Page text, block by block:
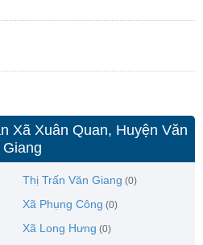
Xã Xuân Quan, Huyện Văn
Giang
Thị Trấn Văn Giang (0)
Xã Phụng Công (0)
Xã Long Hưng (0)